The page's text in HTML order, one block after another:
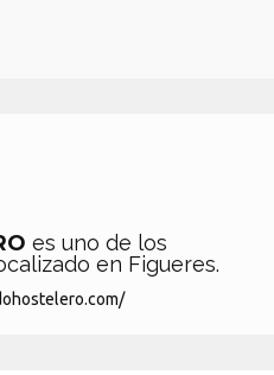
es uno de los
en Figueres.